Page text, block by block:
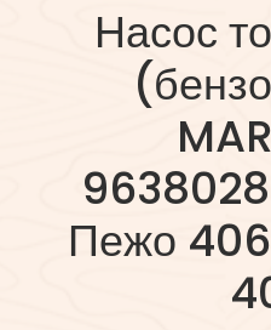
Насос
Пежо